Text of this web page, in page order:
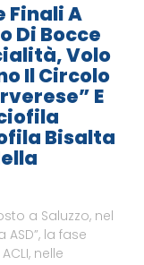
Finali A
Di Bocce
Volo
Il Circolo
E
Bisalta
a Saluzzo, nel
ASD”, la fase
nelle